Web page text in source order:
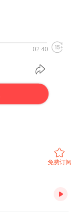
02:40
免费订阅